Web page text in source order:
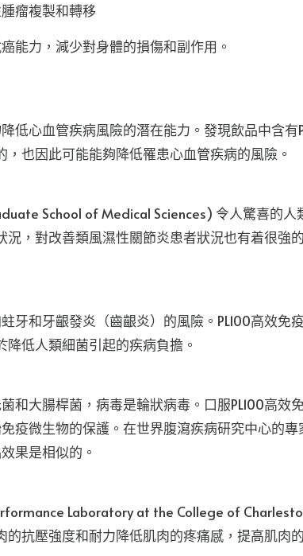
瘤複製和轉移
能力，減少對身體的損傷和副作用。
低心血管疾病風險的潛在能力。發現飲品中含
也因此可能能夠降低罹患心血管疾病的風險。
School of Medical Sciences) 令人驚喜的
，對改善類風濕性關節炎患者狀況也有着很強
牙和牙齦發炎（齒齦炎）的風險。PL100高效
低人類細菌引起的疾病負擔。
和大腸桿菌，病毒是輪狀病毒。口服PL100高
疫微生物的保護。在世界腹瀉疾病研究中心的專
果是相似的。
Laboratory at the College of
抗壓強度和耐力降低肌肉的疼痛感，提高肌肉